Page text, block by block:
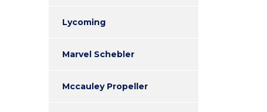
Lycoming
Marvel Schebler
Mccauley Propeller